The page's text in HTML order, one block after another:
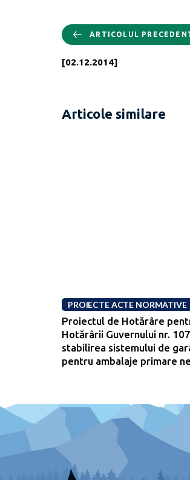
ARTICOLUL
[02.12.2014]
Articole similare
PROIECTE ACTE NORMATIVE
Proiectul de Hotărâre
Hotărârii Guvernului nr.
stabilirea sistemului de
pentru ambalaje primare